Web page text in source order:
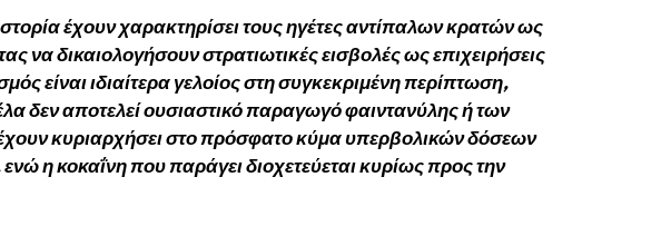
έχουν χαρακτηρίσει τους ηγέτες αντίπαλων κρατών ως
να δικαιολογήσουν στρατιωτικές εισβολές ως επιχειρήσεις
είναι ιδιαίτερα γελοίος στη συγκεκριμένη περίπτωση,
δεν αποτελεί ουσιαστικό παραγωγό φαιντανύλης ή των
κυριαρχήσει στο πρόσφατο κύμα υπερβολικών δόσεων
ενώ η κοκαΐνη που παράγει διοχετεύεται κυρίως προς την